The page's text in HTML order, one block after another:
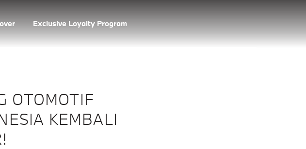
Exclusive Loyalty Program
OTOMOTIF
KEMBALI